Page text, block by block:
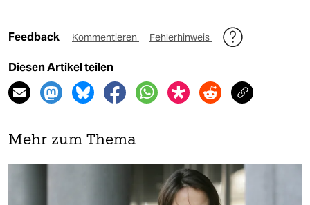
Feedback Kommentieren Fehlerhinweis
Diesen Artikel teilen
Mehr zum Thema